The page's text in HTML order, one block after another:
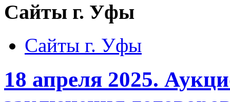
Сайты г. Уфы
Сайты г. Уфы
18 апреля 2025.